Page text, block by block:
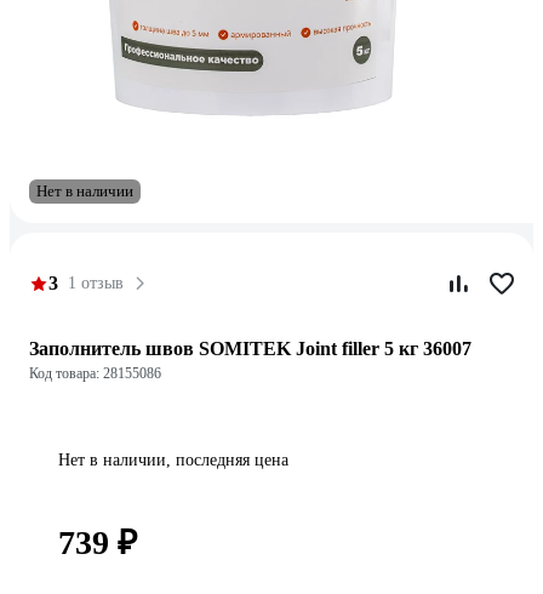
Нет в наличии
3 1 отзыв
Заполнитель швов SOMITEK Joint filler 5 кг 36007
Код товара: 28155086
Нет в наличии, последняя цена
739 ₽